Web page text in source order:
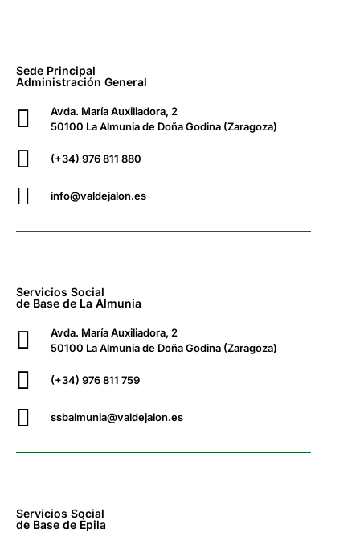
Sede Principal
Administración General
Avda. María Auxiliadora, 2
50100 La Almunia de Doña Godina (Zaragoza)
(+34) 976 811 880
info@valdejalon.es
Servicios Social
de Base de La Almunia
Avda. María Auxiliadora, 2
50100 La Almunia de Doña Godina (Zaragoza)
(+34) 976 811 759
ssbalmunia@valdejalon.es
Servicios Social
de Base de Épila